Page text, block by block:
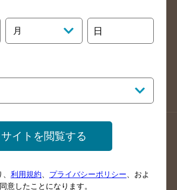
ー検索
福岡県のバー検索
ー検索
佐賀県のバー検索
案内
店舗情報更新方法のご案内
掲載店舗様ログイン
月 日
サイトを閲覧する
利用規約 プライバシーポリシー 、およ
意したことになります。